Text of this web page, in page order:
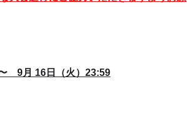
9月 16日（火）23:59